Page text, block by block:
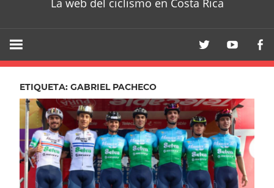
La web del ciclismo en Costa Rica
ETIQUETA: GABRIEL PACHECO